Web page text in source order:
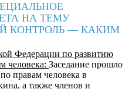
НА ТЕМУ
КОНТРОЛЬ — КАКИМ
Федерации по развитию
человека: Заседание прошло
правам человека в
а также членов и